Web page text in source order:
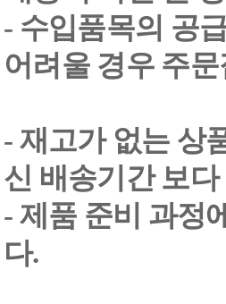
- 수입품목의 공
어려울 경우 주
- 재고가 없는 상
신 배송기간 보
- 제품 준비 과정
다.